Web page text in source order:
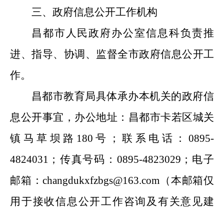
三、政府信息公开工作机构
昌都市人民政府办公室信息科负责推
进、指导、协调、监督全市政府信息公开工
作。
昌都市教育局具体承办本机关的政府信
息公开事宜，办公地址： 昌都市卡若区城关
镇马草坝路180号
；联系电话：0895-
4824031 ；传真号码： 0895-4823029 ；电子
邮箱：changdukxfzbgs@163.com （本邮箱仅
用于接收信息公开工作咨询及有关意见建